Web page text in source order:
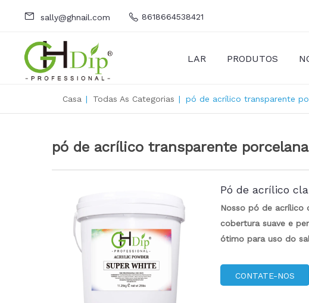
sally@ghnail.com 8618664538421
LAR PRODUTOS
Casa | Todas As Categorias | pó de acrílico transparente
pó de acrílico transparente porcelana
Pó de acrílico
Nosso pó de acrílico
cobertura suave e
ótimo para uso do
problemas!
CONTATE-NOS